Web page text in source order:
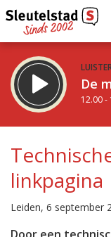
De
12.00 -
De avond van
18.00 - 19.00 uur
Vorig uur
Inklappen
linkpagina
Leiden, 6 september